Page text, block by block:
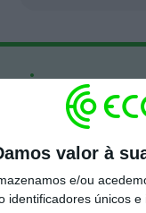
valor à
e/ou
identificadores únicos
importante do
e rigoroso.